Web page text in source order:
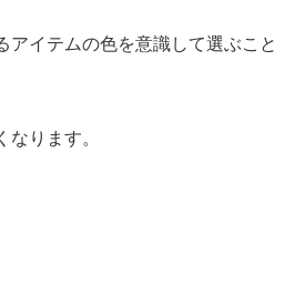
アイテムの色を意識して選ぶこと
ります。